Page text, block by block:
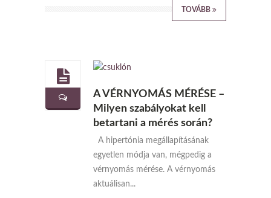
TOVÁBB
A VÉRNYOMÁS MÉRÉSE –
Milyen szabályokat kell
betartani a mérés során?
A hipertónia megállapításának
egyetlen módja van, mégpedig a
vérnyomás mérése. A vérnyomás
aktuálisan...